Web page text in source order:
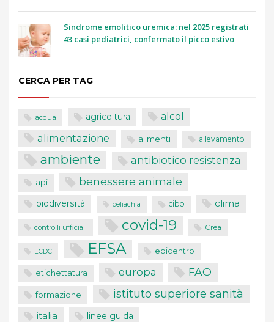
Sindrome emolitico uremica: nel 2025 registrati
43 casi pediatrici, confermato il picco estivo
CERCA PER TAG
acqua agricoltura alcol
alimentazione alimenti allevamento
ambiente antibiotico resistenza
api benessere animale
biodiversità celiachia cibo clima
controlli ufficiali covid-19 Crea
ECDC EFSA epicentro
etichettatura europa FAO
formazione istituto superiore sanità
italia linee guida